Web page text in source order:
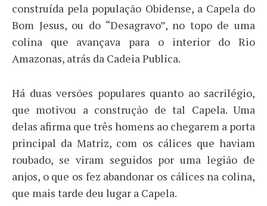
construída pela população Obidense, a Capela do
Bom Jesus, ou do “Desagravo”, no topo de uma
colina que avançava para o interior do Rio
Amazonas, atrás da Cadeia Publica.
Há duas versões populares quanto ao sacrilégio,
que motivou a construção de tal Capela. Uma
delas afirma que três homens ao chegarem a porta
principal da Matriz, com os cálices que haviam
roubado, se viram seguidos por uma legião de
anjos, o que os fez abandonar os cálices na colina,
que mais tarde deu lugar a Capela.